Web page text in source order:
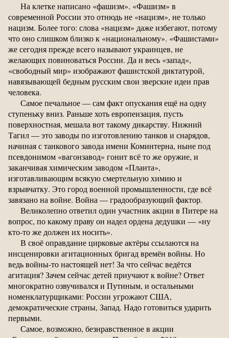
На клетке написано «фашизм». «Фашизм» в
современной России это отнюдь не «нацизм», не только
нацизм. Более того: слова «нацизм» даже избегают, потому
что оно слишком близко к «национальному». «Фашистами»
же сегодня прежде всего называют украинцев, не
желающих повиноваться России. Да и весь «запад»,
«свободный мир» изображают фашистской диктатурой,
навязывающей бедным русским свои зверские идеи прав
человека.
Самое печальное — сам факт опускания ещё на одну
ступеньку вниз. Раньше хоть европеизация, пусть
поверхностная, мешала вот такому дикарству. Нижний
Тагил — это заводы по изготовлению танков и снарядов,
начиная с танкового завода имени Коминтерна, ныне под
псевдонимом «вагонзавод» гонит всё то же оружие, и
заканчивая химическим заводом «Планта»,
изготавливающим всякую смертельную химию и
взрывчатку. Это город военной промышленности, где всё
завязано на войне. Война — градообразующий фактор.
Великолепно ответил один участник акции в Питере на
вопрос, по какому праву он надел ордена дедушки — «ну
кто-то же должен их носить».
В своё оправдание цирковые актёры ссылаются на
инсценировки агитационных бригад времён войны. Но
ведь войны-то настоящей нет! За что сейчас ведётся
агитация? Зачем сейчас детей приучают к войне? Ответ
многократно озвучивался и Путиным, и остальными
номенклатурщиками: России угрожают США,
демократические страны, Запад. Надо готовиться ударить
первыми.
Самое, возможно, безнравственное в акции